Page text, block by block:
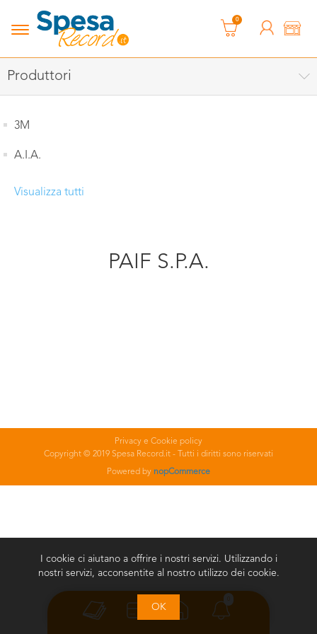
0
Produttori
3M
A.I.A.
Visualizza tutti
PAIF S.P.A.
Privacy e Cookie policy
Copyright © 2019 Spesa Record.it - Tutti i diritti sono riservati
Powered by nopCommerce
I cookie ci aiutano a offrire i nostri servizi. Utilizzando i
nostri servizi, acconsentite al nostro utilizzo dei cookie.
OK